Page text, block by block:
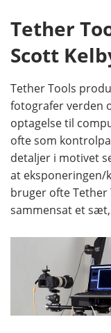
Tether
Scott
Tether Tools
fotografer verden
optagelse til
ofte som
detaljer i motivet
at eksponeringen/
bruger ofte Tether
sammensat et